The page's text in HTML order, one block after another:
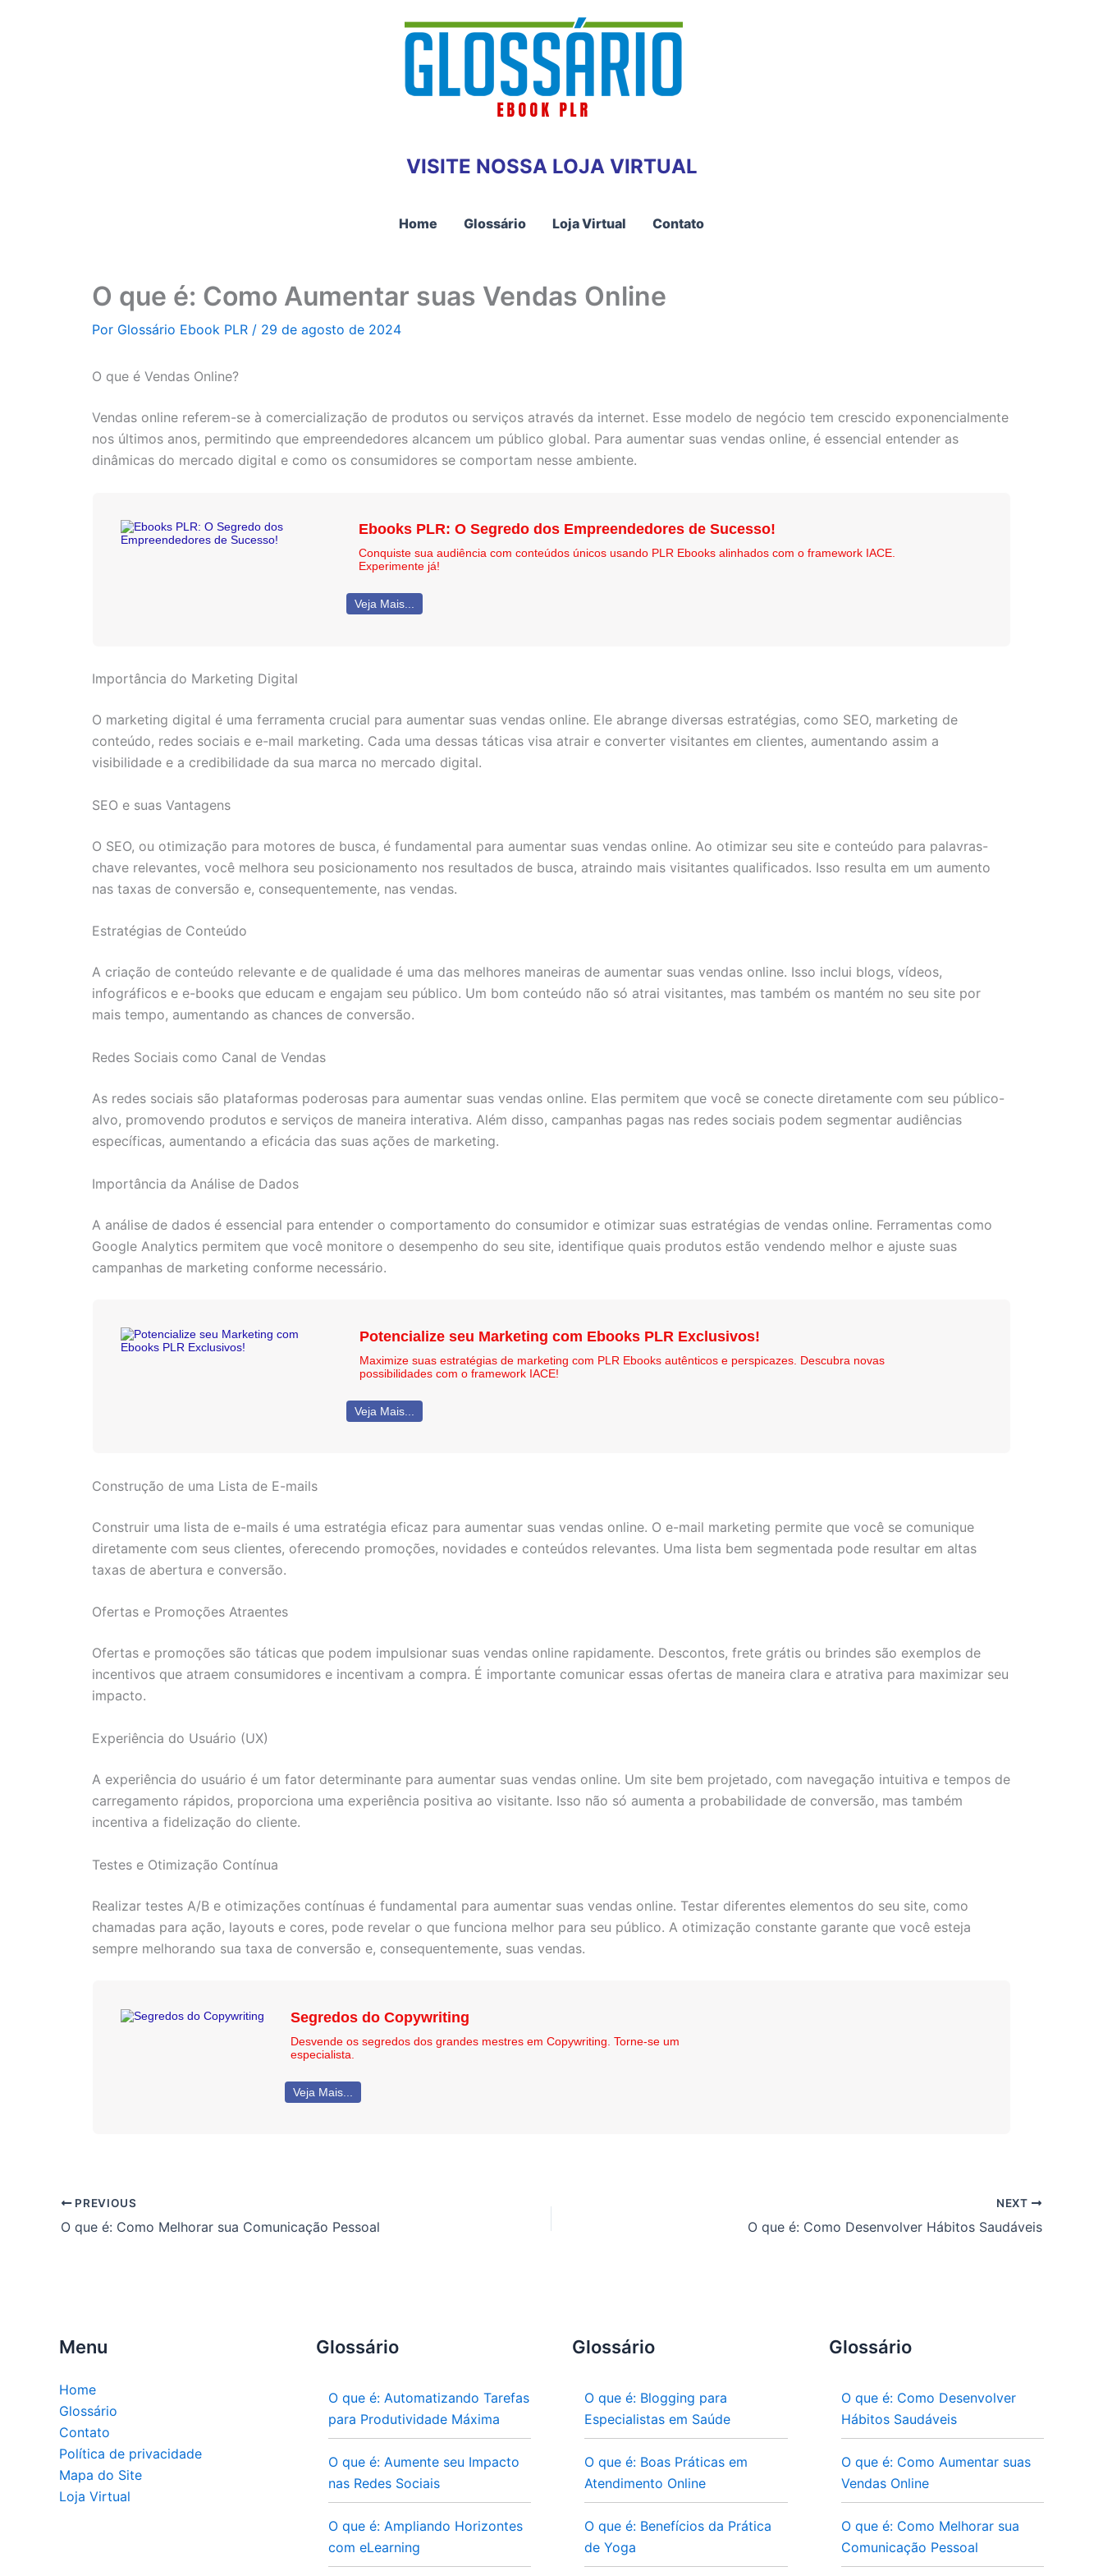
VISITE NOSSA LOJA VIRTUAL
Home Glossário Loja Virtual Contato
O que é: Como Aumentar suas Vendas Online
Por Glossário Ebook PLR / 29 de agosto de 2024
O que é Vendas Online?
Vendas online referem-se à comercialização de produtos ou serviços através da internet. Esse modelo de negócio tem crescido exponencialmente
nos últimos anos, permitindo que empreendedores alcancem um público global. Para aumentar suas vendas online, é essencial entender as
dinâmicas do mercado digital e como os consumidores se comportam nesse ambiente.
Ebooks PLR: O Segredo dos Empreendedores de Sucesso!
Conquiste sua audiência com conteúdos únicos usando PLR Ebooks alinhados com o framework IACE.
Experimente já!
Veja Mais...
Importância do Marketing Digital
O marketing digital é uma ferramenta crucial para aumentar suas vendas online. Ele abrange diversas estratégias, como SEO, marketing de
conteúdo, redes sociais e e-mail marketing. Cada uma dessas táticas visa atrair e converter visitantes em clientes, aumentando assim a
visibilidade e a credibilidade da sua marca no mercado digital.
SEO e suas Vantagens
O SEO, ou otimização para motores de busca, é fundamental para aumentar suas vendas online. Ao otimizar seu site e conteúdo para palavras-
chave relevantes, você melhora seu posicionamento nos resultados de busca, atraindo mais visitantes qualificados. Isso resulta em um aumento
nas taxas de conversão e, consequentemente, nas vendas.
Estratégias de Conteúdo
A criação de conteúdo relevante e de qualidade é uma das melhores maneiras de aumentar suas vendas online. Isso inclui blogs, vídeos,
infográficos e e-books que educam e engajam seu público. Um bom conteúdo não só atrai visitantes, mas também os mantém no seu site por
mais tempo, aumentando as chances de conversão.
Redes Sociais como Canal de Vendas
As redes sociais são plataformas poderosas para aumentar suas vendas online. Elas permitem que você se conecte diretamente com seu público-
alvo, promovendo produtos e serviços de maneira interativa. Além disso, campanhas pagas nas redes sociais podem segmentar audiências
específicas, aumentando a eficácia das suas ações de marketing.
Importância da Análise de Dados
A análise de dados é essencial para entender o comportamento do consumidor e otimizar suas estratégias de vendas online. Ferramentas como
Google Analytics permitem que você monitore o desempenho do seu site, identifique quais produtos estão vendendo melhor e ajuste suas
campanhas de marketing conforme necessário.
Potencialize seu Marketing com Ebooks PLR Exclusivos!
Maximize suas estratégias de marketing com PLR Ebooks autênticos e perspicazes. Descubra novas
possibilidades com o framework IACE!
Veja Mais...
Construção de uma Lista de E-mails
Construir uma lista de e-mails é uma estratégia eficaz para aumentar suas vendas online. O e-mail marketing permite que você se comunique
diretamente com seus clientes, oferecendo promoções, novidades e conteúdos relevantes. Uma lista bem segmentada pode resultar em altas
taxas de abertura e conversão.
Ofertas e Promoções Atraentes
Ofertas e promoções são táticas que podem impulsionar suas vendas online rapidamente. Descontos, frete grátis ou brindes são exemplos de
incentivos que atraem consumidores e incentivam a compra. É importante comunicar essas ofertas de maneira clara e atrativa para maximizar seu
impacto.
Experiência do Usuário (UX)
A experiência do usuário é um fator determinante para aumentar suas vendas online. Um site bem projetado, com navegação intuitiva e tempos de
carregamento rápidos, proporciona uma experiência positiva ao visitante. Isso não só aumenta a probabilidade de conversão, mas também
incentiva a fidelização do cliente.
Testes e Otimização Contínua
Realizar testes A/B e otimizações contínuas é fundamental para aumentar suas vendas online. Testar diferentes elementos do seu site, como
chamadas para ação, layouts e cores, pode revelar o que funciona melhor para seu público. A otimização constante garante que você esteja
sempre melhorando sua taxa de conversão e, consequentemente, suas vendas.
Segredos do Copywriting
Desvende os segredos dos grandes mestres em Copywriting. Torne-se um
especialista.
Veja Mais...
PREVIOUS
O que é: Como Melhorar sua Comunicação Pessoal
NEXT
O que é: Como Desenvolver Hábitos Saudáveis
Menu
Home
Glossário
Contato
Política de privacidade
Mapa do Site
Loja Virtual
Glossário
O que é: Automatizando Tarefas
para Produtividade Máxima
O que é: Aumente seu Impacto
nas Redes Sociais
O que é: Ampliando Horizontes
com eLearning
Glossário
O que é: Blogging para
Especialistas em Saúde
O que é: Boas Práticas em
Atendimento Online
O que é: Benefícios da Prática
de Yoga
Glossário
O que é: Como Desenvolver
Hábitos Saudáveis
O que é: Como Aumentar suas
Vendas Online
O que é: Como Melhorar sua
Comunicação Pessoal